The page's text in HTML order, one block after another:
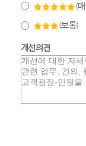
(
(보통)
개선의견